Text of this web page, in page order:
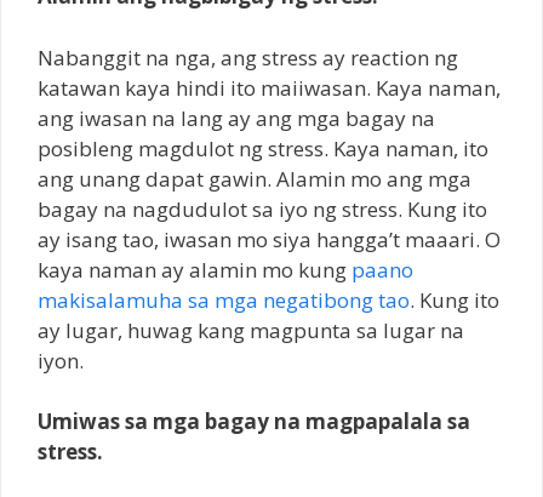
Nabanggit na nga, ang stress ay reaction ng
katawan kaya hindi ito maiiwasan. Kaya naman,
ang iwasan na lang ay ang mga bagay na
posibleng magdulot ng stress. Kaya naman, ito
ang unang dapat gawin. Alamin mo ang mga
bagay na nagdudulot sa iyo ng stress. Kung ito
ay isang tao, iwasan mo siya hangga’t maaari. O
kaya naman ay alamin mo kung paano
makisalamuha sa mga negatibong tao. Kung ito
ay lugar, huwag kang magpunta sa lugar na
iyon.
Umiwas sa mga bagay na magpapalala sa
stress.